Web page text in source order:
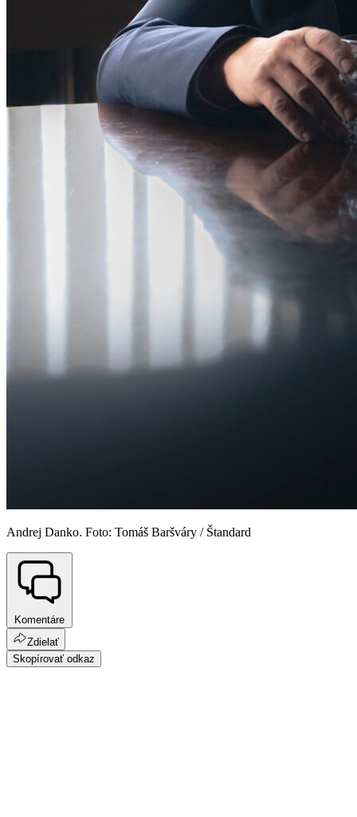
Andrej Danko. Foto: Tomáš Baršváry / Štandard
Komentáre
Zdielať
Skopírovať odkaz